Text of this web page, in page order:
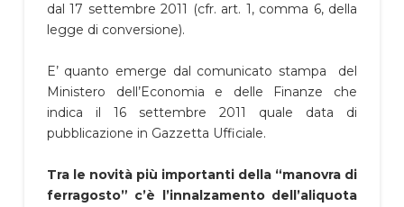
dal 17 settembre 2011 (cfr. art. 1, comma 6, della
legge di conversione).
E’ quanto emerge dal comunicato stampa del
Ministero dell’Economia e delle Finanze che
indica il 16 settembre 2011 quale data di
pubblicazione in Gazzetta Ufficiale.
Tra le novità più importanti della “manovra di
ferragosto” c’è l’innalzamento dell’aliquota